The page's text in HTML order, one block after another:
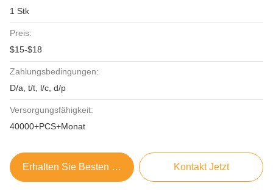
1 Stk
Preis:
$15-$18
Zahlungsbedingungen:
D/a, t/t, l/c, d/p
Versorgungsfähigkeit:
40000+PCS+Monat
Erhalten Sie Besten Preis Kontakt Jetzt